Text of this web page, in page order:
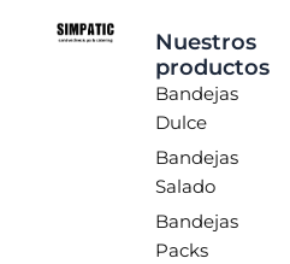
Nuestros
productos
Bandejas
Dulce
Bandejas
Salado
Bandejas
Packs